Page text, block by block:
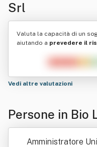
Srl
Valuta la capacità di un
aiutando a prevedere il
Vedi altre valutazioni
Persone in Bio
Amministratore